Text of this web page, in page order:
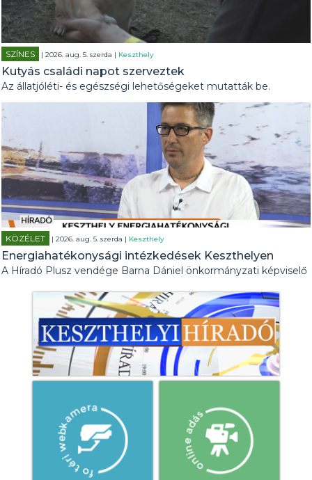
SZÍNES | 2026. aug. 5. szerda | Keszthely
Kutyás családi napot szerveztek
Az állatjóléti- és egészségi lehetőségeket mutatták be.
KÖZÉLET | 2026. aug. 5. szerda | Keszthely
Energiahatékonysági intézkedések Keszthelyen
A Híradó Plusz vendége Barna Dániel önkormányzati képviselő